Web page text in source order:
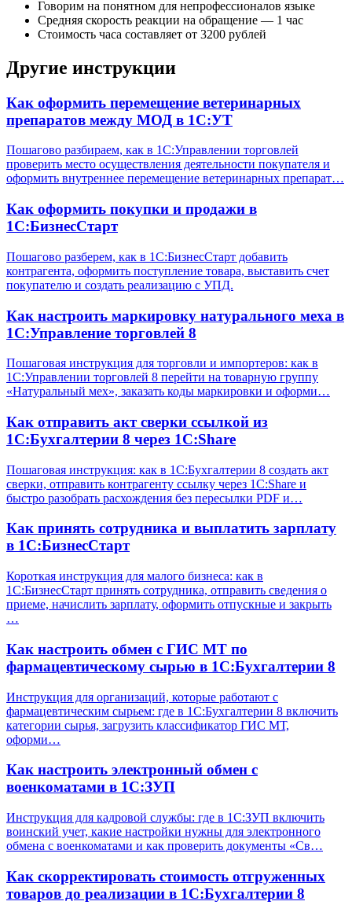
Говорим на понятном для непрофессионалов языке
Средняя скорость реакции на обращение — 1 час
Стоимость часа составляет от 3200 рублей
Другие инструкции
Как оформить перемещение ветеринарных
препаратов между МОД в 1С:УТ
Пошагово разбираем, как в 1С:Управлении торговлей
проверить место осуществления деятельности покупателя и
оформить внутреннее перемещение ветеринарных препарат…
Как оформить покупки и продажи в
1С:БизнесСтарт
Пошагово разберем, как в 1С:БизнесСтарт добавить
контрагента, оформить поступление товара, выставить счет
покупателю и создать реализацию с УПД.
Как настроить маркировку натурального меха в
1С:Управление торговлей 8
Пошаговая инструкция для торговли и импортеров: как в
1С:Управлении торговлей 8 перейти на товарную группу
«Натуральный мех», заказать коды маркировки и оформи…
Как отправить акт сверки ссылкой из
1С:Бухгалтерии 8 через 1С:Share
Пошаговая инструкция: как в 1С:Бухгалтерии 8 создать акт
сверки, отправить контрагенту ссылку через 1С:Share и
быстро разобрать расхождения без пересылки PDF и…
Как принять сотрудника и выплатить зарплату
в 1С:БизнесСтарт
Короткая инструкция для малого бизнеса: как в
1С:БизнесСтарт принять сотрудника, отправить сведения о
приеме, начислить зарплату, оформить отпускные и закрыть
…
Как настроить обмен с ГИС МТ по
фармацевтическому сырью в 1С:Бухгалтерии 8
Инструкция для организаций, которые работают с
фармацевтическим сырьем: где в 1С:Бухгалтерии 8 включить
категории сырья, загрузить классификатор ГИС МТ,
оформи…
Как настроить электронный обмен с
военкоматами в 1С:ЗУП
Инструкция для кадровой службы: где в 1С:ЗУП включить
воинский учет, какие настройки нужны для электронного
обмена с военкоматами и как проверить документы «Св…
Как скорректировать стоимость отгруженных
товаров до реализации в 1С:Бухгалтерии 8